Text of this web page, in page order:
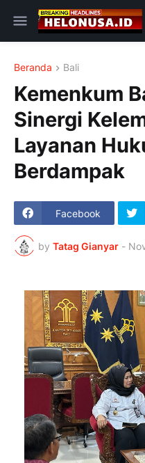
Beranda Bali
Kemenkum
Sinergi
Layanan
Berdampak
Facebook
by Tatag Gianyar -